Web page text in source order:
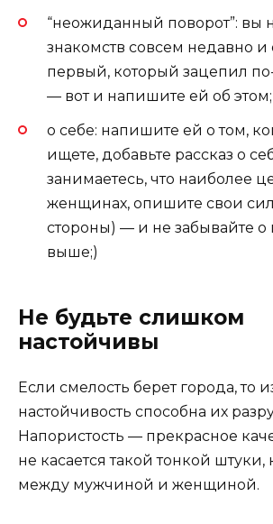
“неожиданный поворот”: вы
знакомств совсем недавно
первый, который зацепил
— вот и напишите ей об этом;
о себе: напишите ей о том,
ищете, добавьте рассказ о
занимаетесь, что наиболее
женщинах, опишите свои
стороны) — и не забывайте о
выше;)
Не будьте слишком
настойчивы
Если смелость берет города, то
настойчивость способна их
Напористость — прекрасное
не касается такой тонкой
между мужчиной и женщиной.